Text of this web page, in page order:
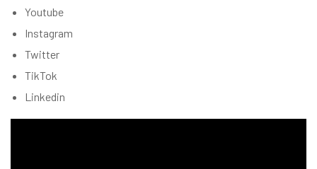
Youtube
Instagram
Twitter
TikTok
Linkedin